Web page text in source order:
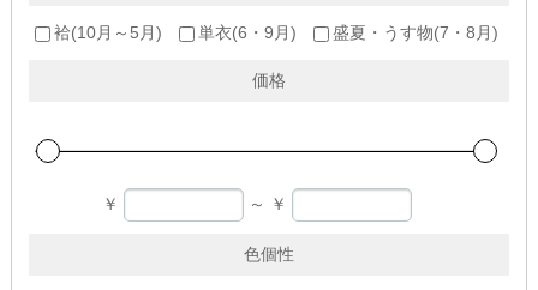
袷(10月～5月) 単衣(6・9月) 盛夏・うす物(7・8月)
価格
￥ ～ ￥
色個性